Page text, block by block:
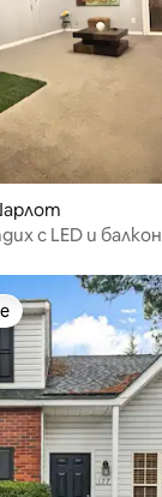
с LED и балкон
на гостите